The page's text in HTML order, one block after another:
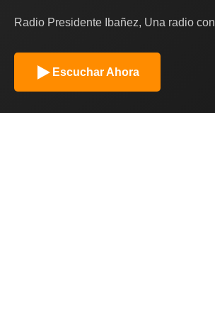
Radio Presidente Ibañez, Una radio
Escuchar Ahora